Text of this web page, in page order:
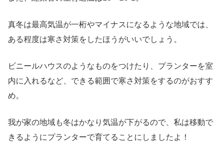
真冬は最高気温が一桁やマイナスになるような地域では、
ある程度は寒さ対策をしたほうがいいでしょう。
ビニールハウスのようなものをつけたり、プランターを室
内に入れるなど、できる範囲で寒さ対策をするのがおすす
め。
我が家の地域も冬はかなり気温が下がるので、私は移動で
きるようにプランターで育てることにしましたよ！